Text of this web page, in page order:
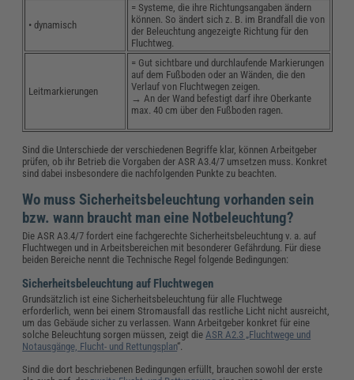
• dynamisch
= Systeme, die ihre Richtungsangaben ändern
können. So ändert sich z. B. im Brandfall die von
der Beleuchtung angezeigte Richtung für den
Fluchtweg.
Leitmarkierungen
= Gut sichtbare und durchlaufende Markierungen
auf dem Fußboden oder an Wänden, die den
Verlauf von Fluchtwegen zeigen.
→ An der Wand befestigt darf ihre Oberkante
max. 40 cm über den Fußboden ragen.
Sind die Unterschiede der verschiedenen Begriffe klar, können Arbeitgeber
prüfen, ob ihr Betrieb die Vorgaben der ASR A3.4/7 umsetzen muss. Konkret
sind dabei insbesondere die nachfolgenden Punkte zu beachten.
Wo muss Sicherheitsbeleuchtung vorhanden sein
bzw. wann braucht man eine Notbeleuchtung?
Die ASR A3.4/7 fordert eine fachgerechte Sicherheitsbeleuchtung v. a. auf
Fluchtwegen und in Arbeitsbereichen mit besonderer Gefährdung. Für diese
beiden Bereiche nennt die Technische Regel folgende Bedingungen:
Sicherheitsbeleuchtung auf Fluchtwegen
Grundsätzlich ist eine Sicherheitsbeleuchtung für alle Fluchtwege
erforderlich, wenn bei einem Stromausfall das restliche Licht nicht ausreicht,
um das Gebäude sicher zu verlassen. Wann Arbeitgeber konkret für eine
solche Beleuchtung sorgen müssen, zeigt die ASR A2.3 „Fluchtwege und
Notausgänge, Flucht- und Rettungsplan“.
Sind die dort beschriebenen Bedingungen erfüllt, brauchen sowohl der erste